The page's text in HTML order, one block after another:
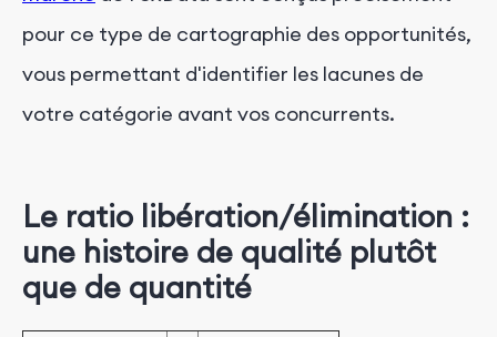
pour ce type de cartographie des opportunités,
vous permettant d'identifier les lacunes de
votre catégorie avant vos concurrents.
Le ratio libération/élimination :
une histoire de qualité plutôt
que de quantité